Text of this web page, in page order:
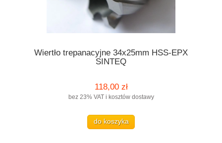
Wiertło trepanacyjne 34x25mm HSS-EPX
SINTEQ
118,00 zł
bez 23% VAT i kosztów dostawy
do koszyka